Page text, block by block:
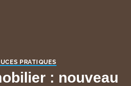
PRATIQUES
: nouveau